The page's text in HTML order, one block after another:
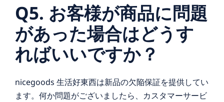
Q5. お客様が商品に問題
があった場合はどうす
ればいいですか？
nicegoods 生活好東西は新品の欠陥保証を提供してい
ます。何か問題がございましたら、カスタマーサービ